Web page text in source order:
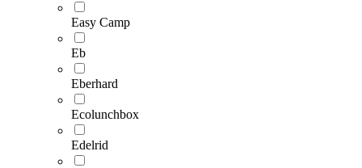
Easy Camp
Eb
Eberhard
Ecolunchbox
Edelrid